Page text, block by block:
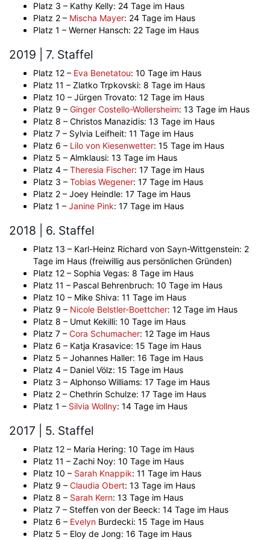
Platz 3 – Kathy Kelly: 24 Tage im Haus
Platz 2 – Mischa Mayer: 24 Tage im Haus
Platz 1 – Werner Hansch: 22 Tage im Haus
2019 | 7. Staffel
Platz 12 – Eva Benetatou: 10 Tage im Haus
Platz 11 – Zlatko Trpkovski: 8 Tage im Haus
Platz 10 – Jürgen Trovato: 12 Tage im Haus
Platz 9 – Ginger Costello-Wollersheim: 13 Tage im Haus
Platz 8 – Christos Manazidis: 13 Tage im Haus
Platz 7 – Sylvia Leifheit: 11 Tage im Haus
Platz 6 – Lilo von Kiesenwetter: 15 Tage im Haus
Platz 5 – Almklausi: 13 Tage im Haus
Platz 4 – Theresia Fischer: 17 Tage im Haus
Platz 3 – Tobias Wegener: 17 Tage im Haus
Platz 2 – Joey Heindle: 17 Tage im Haus
Platz 1 – Janine Pink: 17 Tage im Haus
2018 | 6. Staffel
Platz 13 – Karl-Heinz Richard von Sayn-Wittgenstein: 2
Tage im Haus (freiwillig aus persönlichen Gründen)
Platz 12 – Sophia Vegas: 8 Tage im Haus
Platz 11 – Pascal Behrenbruch: 10 Tage im Haus
Platz 10 – Mike Shiva: 11 Tage im Haus
Platz 9 – Nicole Belstler-Boettcher: 12 Tage im Haus
Platz 8 – Umut Kekilli: 10 Tage im Haus
Platz 7 – Cora Schumacher: 12 Tage im Haus
Platz 6 – Katja Krasavice: 15 Tage im Haus
Platz 5 – Johannes Haller: 16 Tage im Haus
Platz 4 – Daniel Völz: 15 Tage im Haus
Platz 3 – Alphonso Williams: 17 Tage im Haus
Platz 2 – Chethrin Schulze: 17 Tage im Haus
Platz 1 – Silvia Wollny: 14 Tage im Haus
2017 | 5. Staffel
Platz 12 – Maria Hering: 10 Tage im Haus
Platz 11 – Zachi Noy: 10 Tage im Haus
Platz 10 – Sarah Knappik: 11 Tage im Haus
Platz 9 – Claudia Obert: 13 Tage im Haus
Platz 8 – Sarah Kern: 13 Tage im Haus
Platz 7 – Steffen von der Beeck: 14 Tage im Haus
Platz 6 – Evelyn Burdecki: 15 Tage im Haus
Platz 5 – Eloy de Jong: 16 Tage im Haus